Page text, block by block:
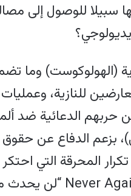
سبيلا للوصول إلى
(الهولوكوست) وما
للنازية، وعمليات
حربهم الدعائية
بزعم الدفاع عن حقوق
المحرقة التي احتكر